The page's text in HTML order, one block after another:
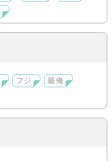
フジ
最俺